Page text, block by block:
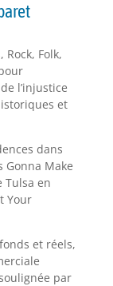
Folk,
l’injustice
et
dans
Gonna Make
Tulsa en
Your
et réels,
par